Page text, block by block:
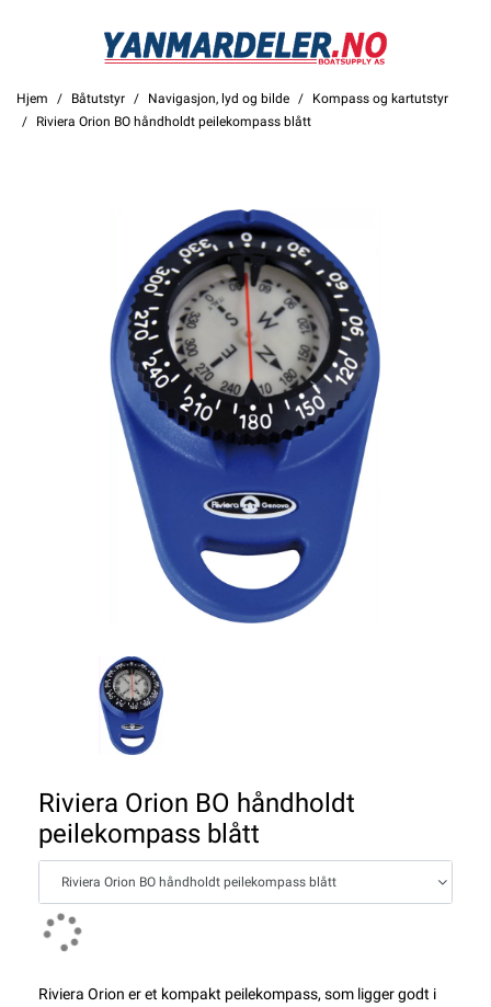
Hjem Båtutstyr Navigasjon, lyd og bilde
Kompass og kartutstyr
Riviera Orion BO håndholdt peilekompass blått
Riviera Orion BO håndholdt
peilekompass blått
Riviera Orion BO håndholdt peilekompass blått
Riviera Orion er et kompakt peilekompass, som ligger godt i